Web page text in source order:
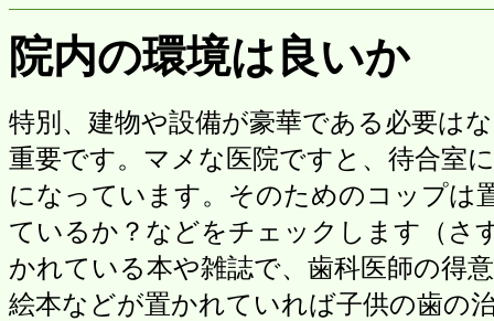
院内の環境は良いか
特別、建物や設備が豪華である必要は
重要です。マメな医院ですと、待合室
になっています。そのためのコップは
ているか？などをチェックします（さ
かれている本や雑誌で、歯科医師の得
絵本などが置かれていれば子供の歯の